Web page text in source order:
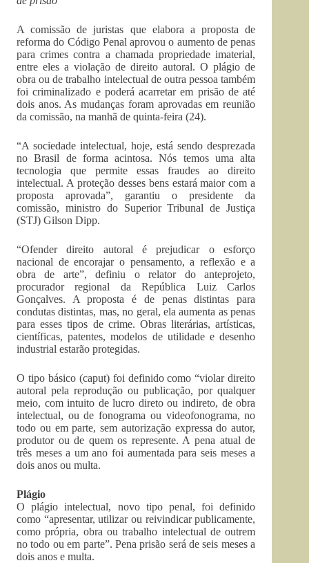
A comissão de juristas que elabora a proposta de
reforma do Código Penal aprovou o aumento de penas
para crimes contra a chamada propriedade imaterial,
entre eles a violação de direito autoral. O plágio de
obra ou de trabalho intelectual de outra pessoa também
foi criminalizado e poderá acarretar em prisão de até
dois anos. As mudanças foram aprovadas em reunião
da comissão, na manhã de quinta-feira (24).
“A sociedade intelectual, hoje, está sendo desprezada
no Brasil de forma acintosa. Nós temos uma alta
tecnologia que permite essas fraudes ao direito
intelectual. A proteção desses bens estará maior com a
proposta aprovada”, garantiu o presidente da
comissão, ministro do Superior Tribunal de Justiça
(STJ) Gilson Dipp.
“Ofender direito autoral é prejudicar o esforço
nacional de encorajar o pensamento, a reflexão e a
obra de arte”, definiu o relator do anteprojeto,
procurador regional da República Luiz Carlos
Gonçalves. A proposta é de penas distintas para
condutas distintas, mas, no geral, ela aumenta as penas
para esses tipos de crime. Obras literárias, artísticas,
científicas, patentes, modelos de utilidade e desenho
industrial estarão protegidas.
O tipo básico (caput) foi definido como “violar direito
autoral pela reprodução ou publicação, por qualquer
meio, com intuito de lucro direto ou indireto, de obra
intelectual, ou de fonograma ou videofonograma, no
todo ou em parte, sem autorização expressa do autor,
produtor ou de quem os represente. A pena atual de
três meses a um ano foi aumentada para seis meses a
dois anos ou multa.
Plágio
O plágio intelectual, novo tipo penal, foi definido
como “apresentar, utilizar ou reivindicar publicamente,
como própria, obra ou trabalho intelectual de outrem
no todo ou em parte”. Pena prisão será de seis meses a
dois anos e multa.